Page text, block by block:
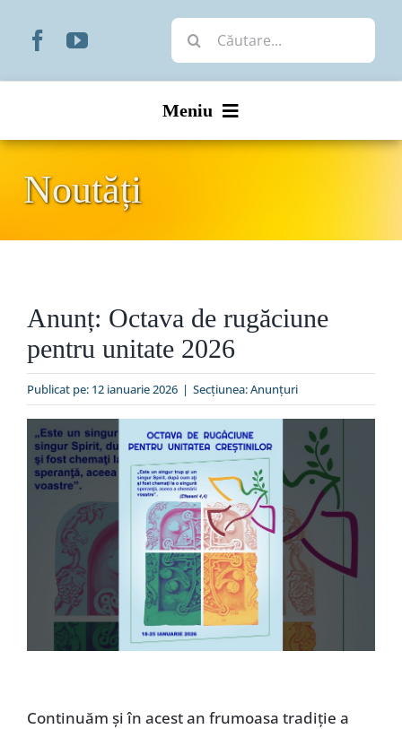
Cautare...
Meniu
Organizare
Liturgic
Special
Noutăți
Anunț: Octava de rugăciune
pentru unitate 2026
Publicat pe: 12 ianuarie 2026 | Secțiunea:Anunţuri
Continuăm și în acest an frumoasa tradiție a